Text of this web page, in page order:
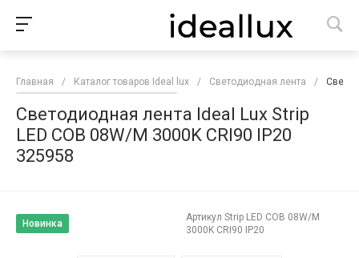
Главная / Каталог товаров Ideal lux / Светодиодная лента /
Светодиодная лента Ideal Lux Strip
LED COB 08W/M 3000K CRI90 IP20
325958
Новинка
Артикул Strip LED COB 08W/M
3000K CRI90 IP20